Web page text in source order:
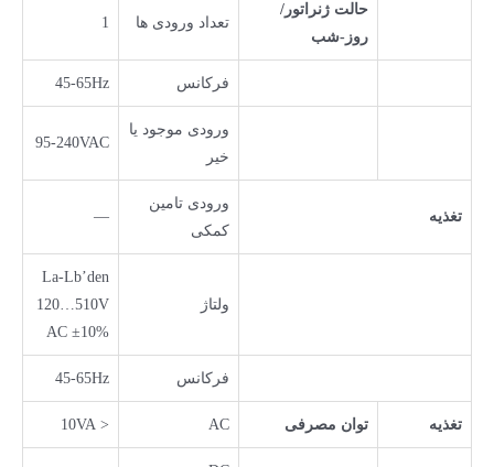
حالت ژنراتور/
روز-شب
تعداد ورودی ها 1
فرکانس 45-65Hz
ورودی موجود یا
خیر
95-240VAC
تغذیه
ورودی تامین
کمکی
—
ولتاژ
La-Lb’den
120…510V
AC ±10%
فرکانس 45-65Hz
تغذیه توان مصرفی AC
< 10VA